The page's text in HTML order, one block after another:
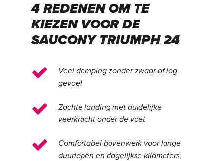
4 REDENEN OM TE
KIEZEN VOOR DE
SAUCONY TRIUMPH 24
Veel demping zonder zwaar of log
gevoel
Zachte landing met duidelijke
veerkracht onder de voet
Comfortabel bovenwerk voor lange
duurlopen en dagelijkse kilometers